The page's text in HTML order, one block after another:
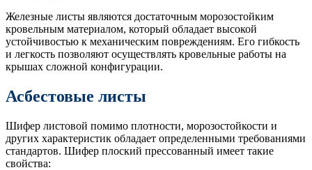
Железные листы являются достаточным морозостойким
кровельным материалом, который обладает высокой
устойчивостью к механическим повреждениям. Его гибкость
и легкость позволяют осуществлять кровельные работы на
крышах сложной конфигурации.
Асбестовые листы
Шифер листовой помимо плотности, морозостойкости и
других характеристик обладает определенными требованиями
стандартов. Шифер плоский прессованный имеет такие
свойства: